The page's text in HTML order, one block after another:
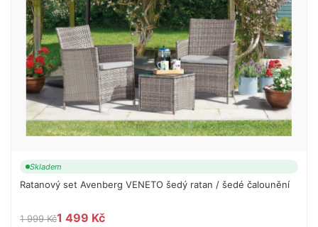
Skladem
Ratanový set Avenberg VENETO šedý ratan / šedé čalounění
1 999 Kč1 499 Kč